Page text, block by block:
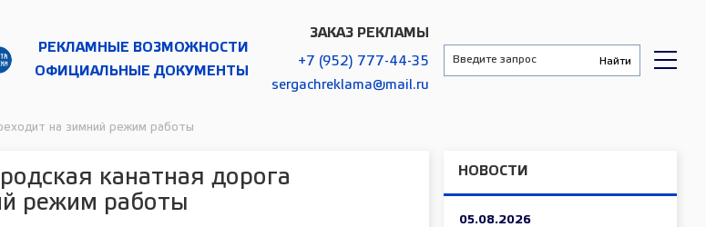
РЕКЛАМНЫЕ ВОЗМОЖНОСТИ
ОФИЦИАЛЬНЫЕ ДОКУМЕНТЫ
ЗАКАЗ РЕКЛАМЫ
+7 (952) 777-44-35
sergachreklama@mail.ru
на зимний режим работы
канатная дорога
режим работы
НОВОСТИ
05.08.2026